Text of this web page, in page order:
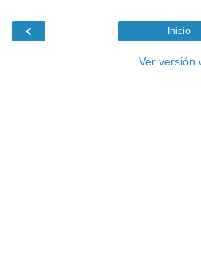
‹ Inicio
Ver versión